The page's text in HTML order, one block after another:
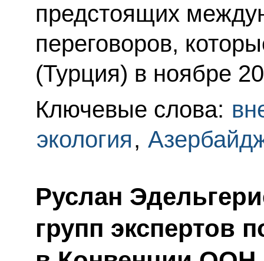
предстоящих
переговоров,
(Турция) в ноябре
Ключевые слова:
экология,
Руслан
групп экспертов